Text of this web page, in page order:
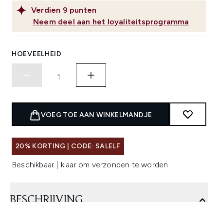
Verdien 9 punten
Neem deel aan het loyaliteitsprogramma
HOEVEELHEID
VOEG TOE AAN WINKELMANDJE
20% KORTING | CODE: SALELF
Beschikbaar | klaar om verzonden te worden